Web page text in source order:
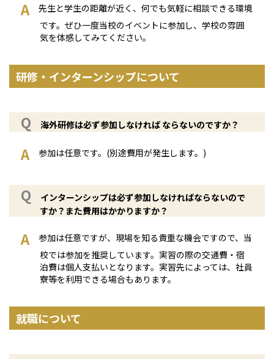
先生と学生の距離が近く、何でも気軽に相談できる環境
です。ぜひ一度当校のイベントに参加し、学校の雰囲
気を体感してみてください。
研修・インターンシップについて
海外研修は必ず参加しなければ ならないのですか？
参加は任意です。(別途費用が発生します。)
インターンシップは必ず参加しなければならないので
すか？また費用はかかりますか？
参加は任意ですが、現場を知る貴重な機会ですので、当
校では参加を推奨しています。実習の際の交通費・宿
泊費は個人支払いとなります。実習先によっては、社員
寮等を利用できる場合もあります。
就職について